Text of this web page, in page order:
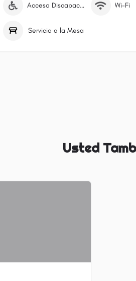
Acceso Discapacitados Wi-Fi
Servicio a la Mesa
Usted